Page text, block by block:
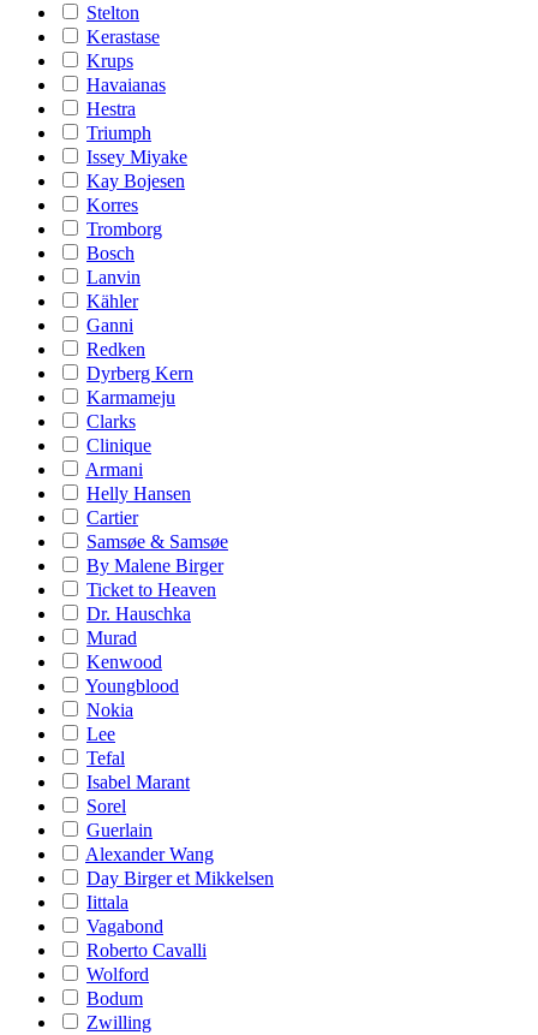
Stelton
Kerastase
Krups
Havaianas
Hestra
Triumph
Issey Miyake
Kay Bojesen
Korres
Tromborg
Bosch
Lanvin
Kähler
Ganni
Redken
Dyrberg Kern
Karmameju
Clarks
Clinique
Armani
Helly Hansen
Cartier
Samsøe & Samsøe
By Malene Birger
Ticket to Heaven
Dr. Hauschka
Murad
Kenwood
Youngblood
Nokia
Lee
Tefal
Isabel Marant
Sorel
Guerlain
Alexander Wang
Day Birger et Mikkelsen
Iittala
Vagabond
Roberto Cavalli
Wolford
Bodum
Zwilling